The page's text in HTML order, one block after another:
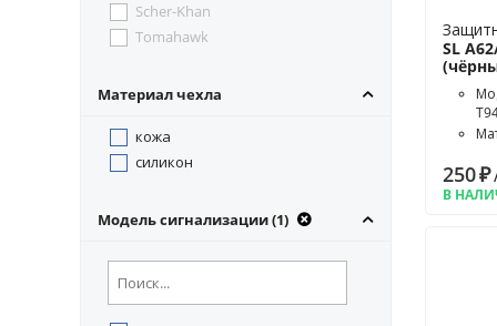
Scher-Khan
Tomahawk
Материал чехла
кожа
силикон
Модель сигнализации (1)
SL
250₽
В